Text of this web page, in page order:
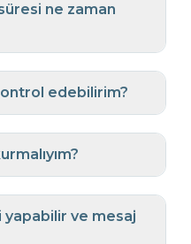
ne zaman
edebilirim?
ve mesaj